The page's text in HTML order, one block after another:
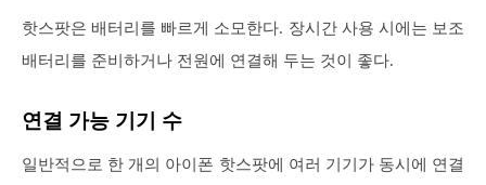
핫스팟은 배터리를 빠르게 소모한다. 장시간 사용 시에는 보조
배터리를 준비하거나 전원에 연결해 두는 것이 좋다.
연결 가능 기기 수
일반적으로 한 개의 아이폰 핫스팟에 여러 기기가 동시에 연결